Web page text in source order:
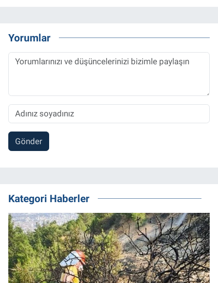
Yorumlar
Gönder
Kategori Haberler